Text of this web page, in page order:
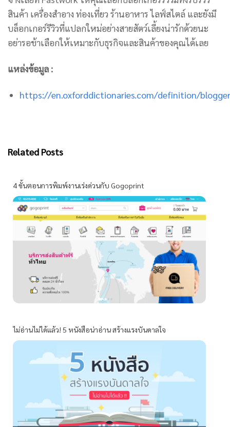
สินค้า เครื่องสำอาง ท่องเที่ยว ร้านอาหาร ไลฟ์สไตล์ และยังมี
บล็อกเกอร์รีวิวที่แปลกใหม่อย่างสายสัตว์เลี้ยงน่ารักด้วยนะ
อย่ารอช้าเลือกให้เหมาะกับธุรกิจและสินค้าของคุณได้เลย
แหล่งข้อมูล :
https://en.oxforddictionaries.com/definition/blogger
Related Posts
4 ขั้นตอนการพิมพ์งานเร่งด่วนกับ Gogoprint
ไม่อ่านไม่ได้แล้ว! 5 หนังสือน่าอ่าน สร้างแรงบันดาลใจ